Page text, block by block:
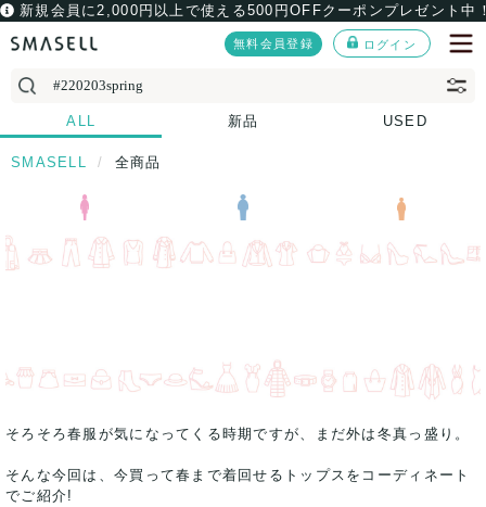
新規会員に2,000円以上で使える500円OFFクーポンプレゼント中
無料会員登録 ログイン
ALL 新品 USED
SMASELL 全商品
そろそろ春服が気になってくる時期ですが、まだ外は冬真っ盛り。
そんな今回は、今買って春まで着回せるトップスをコーディネート
でご紹介!